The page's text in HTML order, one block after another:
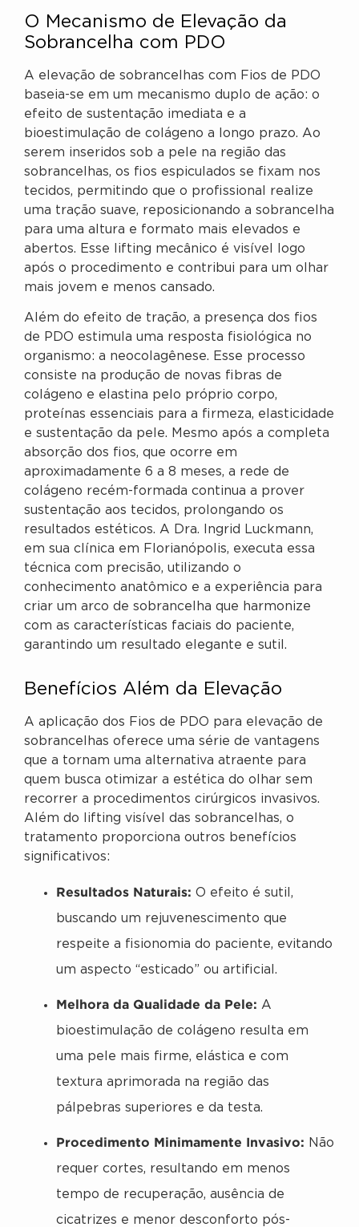
O Mecanismo de Elevação da
Sobrancelha com PDO
A elevação de sobrancelhas com Fios de PDO
baseia-se em um mecanismo duplo de ação: o
efeito de sustentação imediata e a
bioestimulação de colágeno a longo prazo. Ao
serem inseridos sob a pele na região das
sobrancelhas, os fios espiculados se fixam nos
tecidos, permitindo que o profissional realize
uma tração suave, reposicionando a sobrancelha
para uma altura e formato mais elevados e
abertos. Esse lifting mecânico é visível logo
após o procedimento e contribui para um olhar
mais jovem e menos cansado.
Além do efeito de tração, a presença dos fios
de PDO estimula uma resposta fisiológica no
organismo: a neocolagênese. Esse processo
consiste na produção de novas fibras de
colágeno e elastina pelo próprio corpo,
proteínas essenciais para a firmeza, elasticidade
e sustentação da pele. Mesmo após a completa
absorção dos fios, que ocorre em
aproximadamente 6 a 8 meses, a rede de
colágeno recém-formada continua a prover
sustentação aos tecidos, prolongando os
resultados estéticos. A Dra. Ingrid Luckmann,
em sua clínica em Florianópolis, executa essa
técnica com precisão, utilizando o
conhecimento anatômico e a experiência para
criar um arco de sobrancelha que harmonize
com as características faciais do paciente,
garantindo um resultado elegante e sutil.
Benefícios Além da Elevação
A aplicação dos Fios de PDO para elevação de
sobrancelhas oferece uma série de vantagens
que a tornam uma alternativa atraente para
quem busca otimizar a estética do olhar sem
recorrer a procedimentos cirúrgicos invasivos.
Além do lifting visível das sobrancelhas, o
tratamento proporciona outros benefícios
significativos:
Resultados Naturais: O efeito é sutil,
buscando um rejuvenescimento que
respeite a fisionomia do paciente, evitando
um aspecto “esticado” ou artificial.
Melhora da Qualidade da Pele: A
bioestimulação de colágeno resulta em
uma pele mais firme, elástica e com
textura aprimorada na região das
pálpebras superiores e da testa.
Procedimento Minimamente Invasivo: Não
requer cortes, resultando em menos
tempo de recuperação, ausência de
cicatrizes e menor desconforto pós-